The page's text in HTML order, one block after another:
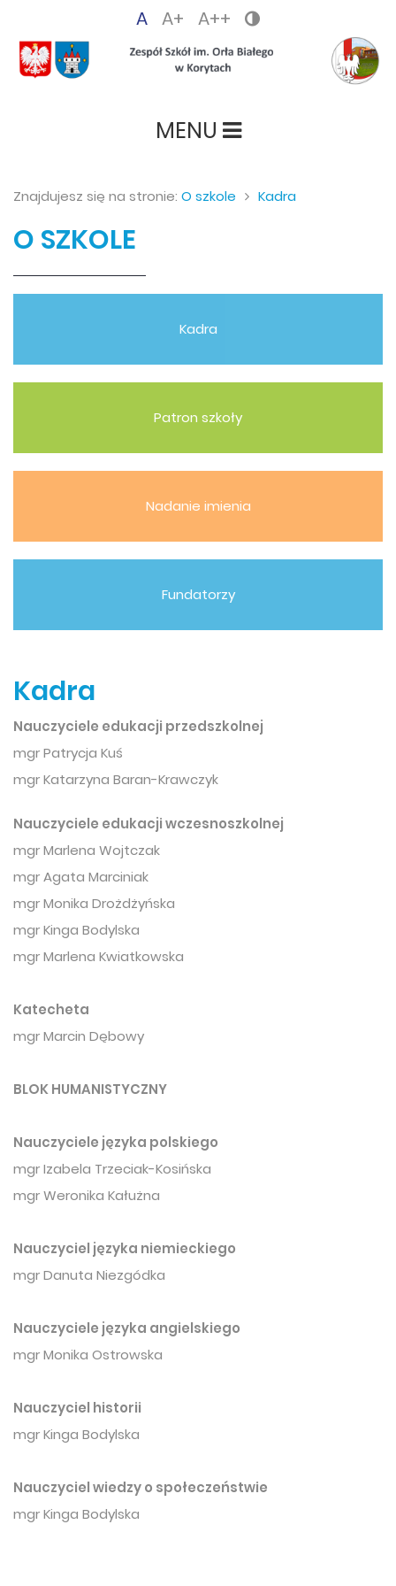
A A+ A++
MENU
Znajdujesz się na stronie: O szkole Kadra
O SZKOLE
Kadra
Patron szkoły
Nadanie imienia
Fundatorzy
Kadra
Nauczyciele edukacji przedszkolnej
mgr Patrycja Kuś
mgr Katarzyna Baran-Krawczyk
Nauczyciele edukacji wczesnoszkolnej
mgr Marlena Wojtczak
mgr Agata Marciniak
mgr Monika Drożdżyńska
mgr Kinga Bodylska
mgr Marlena Kwiatkowska
Katecheta
mgr Marcin Dębowy
BLOK HUMANISTYCZNY
Nauczyciele języka polskiego
mgr Izabela Trzeciak-Kosińska
mgr Weronika Kałużna
Nauczyciel języka niemieckiego
mgr Danuta Niezgódka
Nauczyciele języka angielskiego
mgr Monika Ostrowska
Nauczyciel historii
mgr Kinga Bodylska
Nauczyciel wiedzy o społeczeństwie
mgr Kinga Bodylska